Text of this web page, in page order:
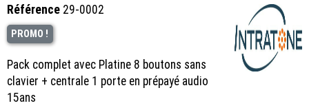
Référence 29-0002
PROMO !
Pack complet avec Platine 8 boutons sans
clavier + centrale 1 porte en prépayé audio
15ans